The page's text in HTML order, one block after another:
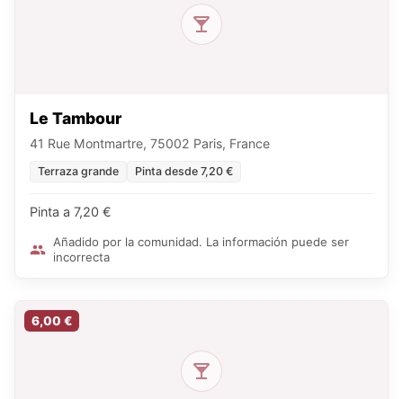
Le Tambour
41 Rue Montmartre, 75002 Paris, France
Terraza grande Pinta desde 7,20 €
Pinta a 7,20 €
Añadido por la comunidad. La información puede ser
incorrecta
6,00 €